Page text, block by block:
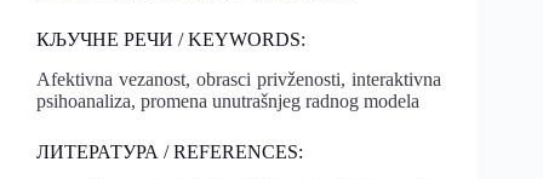
КЉУЧНЕ РЕЧИ / KEYWORDS:
Afektivna vezanost, obrasci privženosti, interaktivna
psihoanaliza, promena unutrašnjeg radnog modela
ЛИТЕРАТУРА / REFERENCES: